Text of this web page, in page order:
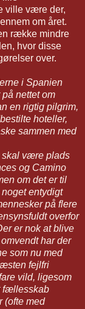
ville være der,
om året.
række mindre
hvor disse
over.
i Spanien
nettet om
en rigtig pilgrim,
hoteller,
sammen med
skal være plads
og Camino
om det er til
entydigt
på flere
overfor
er nok at blive
har der
som nu med
fejlfri
vild, ligesom
fællesskab
(ofte med